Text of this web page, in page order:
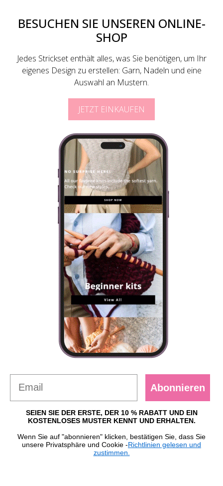
BESUCHEN SIE UNSEREN ONLINE-
SHOP
Jedes Strickset enthält alles, was Sie benötigen, um Ihr
eigenes Design zu erstellen: Garn, Nadeln und eine
Auswahl an Mustern.
JETZT EINKAUFEN
Abonnieren
SEIEN SIE DER ERSTE, DER 10 % RABATT UND EIN
KOSTENLOSES MUSTER KENNT UND ERHALTEN.
Wenn Sie auf "abonnieren" klicken, bestätigen Sie, dass Sie
unsere Privatsphäre und Cookie -Richtlinien gelesen und
zustimmen.